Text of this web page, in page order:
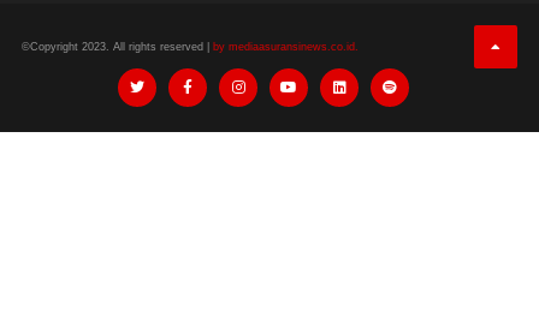
©Copyright 2023. All rights reserved | by mediaasuransinews.co.id.